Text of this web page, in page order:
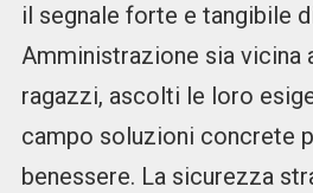
il segnale forte e tangibile
Amministrazione sia vicina
ragazzi, ascolti le loro
campo soluzioni concrete
benessere. La sicurezza